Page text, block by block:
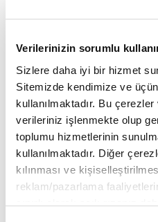
Verilerinizin sorumlu
Sizlere daha iyi bir hizmet
Sitemizde kendimize ve
kullanılmaktadır. Bu
verileriniz işlenmekte olup
toplumu hizmetlerinin
kullanılmaktadır. Diğer
kılınması ve
reklam/pazarlama
sınırlı olarak açık rızanız
Sohbetleri
Türkiye'de ilklerin
kurucusu: Nuri Demirağ